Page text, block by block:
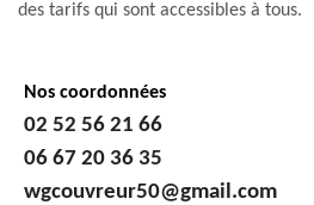
des tarifs qui sont accessibles à tous.
Nos coordonnées
02 52 56 21 66
06 67 20 36 35
wgcouvreur50@gmail.com